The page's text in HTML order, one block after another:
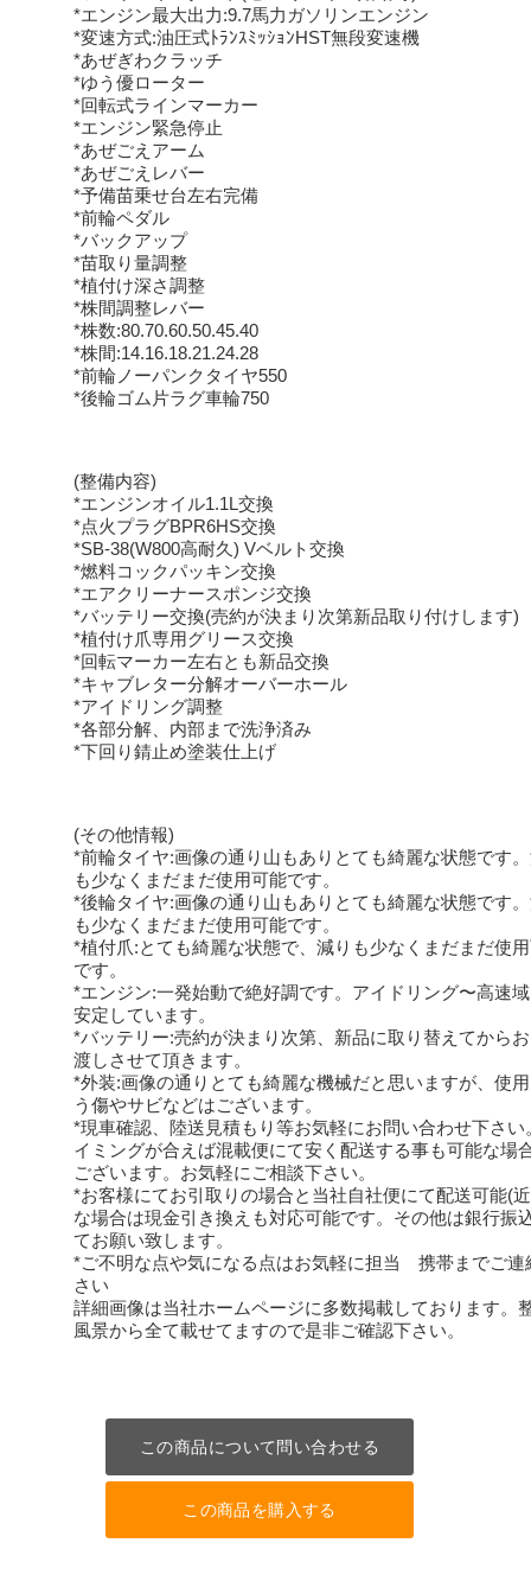
*エンジン最大出力:9.7馬力ガソリンエンジン
*変速方式:油圧式ﾄﾗﾝｽﾐｯｼｮﾝHST無段変速機
*あぜぎわクラッチ
*ゆう優ローター
*回転式ラインマーカー
*エンジン緊急停止
*あぜごえアーム
*あぜごえレバー
*予備苗乗せ台左右完備
*前輪ペダル
*バックアップ
*苗取り量調整
*植付け深さ調整
*株間調整レバー
*株数:80.70.60.50.45.40
*株間:14.16.18.21.24.28
*前輪ノーパンクタイヤ550
*後輪ゴム片ラグ車輪750
(整備内容)
*エンジンオイル1.1L交換
*点火プラグBPR6HS交換
*SB-38(W800高耐久) Vベルト交換
*燃料コックパッキン交換
*エアクリーナースポンジ交換
*バッテリー交換(売約が決まり次第新品取り付けします)
*植付け爪専用グリース交換
*回転マーカー左右とも新品交換
*キャブレター分解オーバーホール
*アイドリング調整
*各部分解、内部まで洗浄済み
*下回り錆止め塗装仕上げ
(その他情報)
*前輪タイヤ:画像の通り山もありとても綺麗な状態です
も少なくまだまだ使用可能です。
*後輪タイヤ:画像の通り山もありとても綺麗な状態です
も少なくまだまだ使用可能です。
*植付爪:とても綺麗な状態で、減りも少なくまだまだ使
です。
*エンジン:一発始動で絶好調です。アイドリング〜高速
安定しています。
*バッテリー:売約が決まり次第、新品に取り替えてから
渡しさせて頂きます。
*外装:画像の通りとても綺麗な機械だと思いますが、使
う傷やサビなどはございます。
*現車確認、陸送見積もり等お気軽にお問い合わせ下さい
イミングが合えば混載便にて安く配送する事も可能な場
ございます。お気軽にご相談下さい。
*お客様にてお引取りの場合と当社自社便にて配送可能(
な場合は現金引き換えも対応可能です。その他は銀行振
てお願い致します。
*ご不明な点や気になる点はお気軽に担当 携帯までご連
さい
詳細画像は当社ホームページに多数掲載しております。
風景から全て載せてますので是非ご確認下さい。
この商品について問い合わせる
この商品を購入する